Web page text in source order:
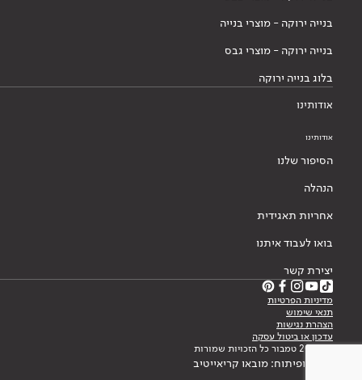
בנייה ירוקה - מוצרי בנייה
בנייה ירוקה - מוצרי גבס
בלוג בנייה ירוקה
אודותינו
אודותינו
הסיפור שלנו
הנהלה
אחריות תאגידית
בואו לעבוד איתנו
יצירת קשר
מדיניות הפרטיות
תנאי שימוש
הצהרת נגישות
עדכון או ביטול עסקה
© 2026 טמבור כל הזכויות שמורות
עיצוב ופיתוח: מובאו קריאייטיב